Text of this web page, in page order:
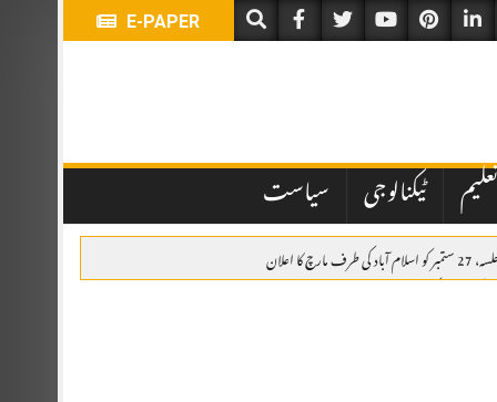
E-PAPER
تعلیم ٹیکنالوجی سیاست
کا اعلان
ہائی کمشنر ٹیپو عثمان